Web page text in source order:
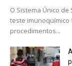
O Sistema Único
teste imunoquímico
procedimentos...